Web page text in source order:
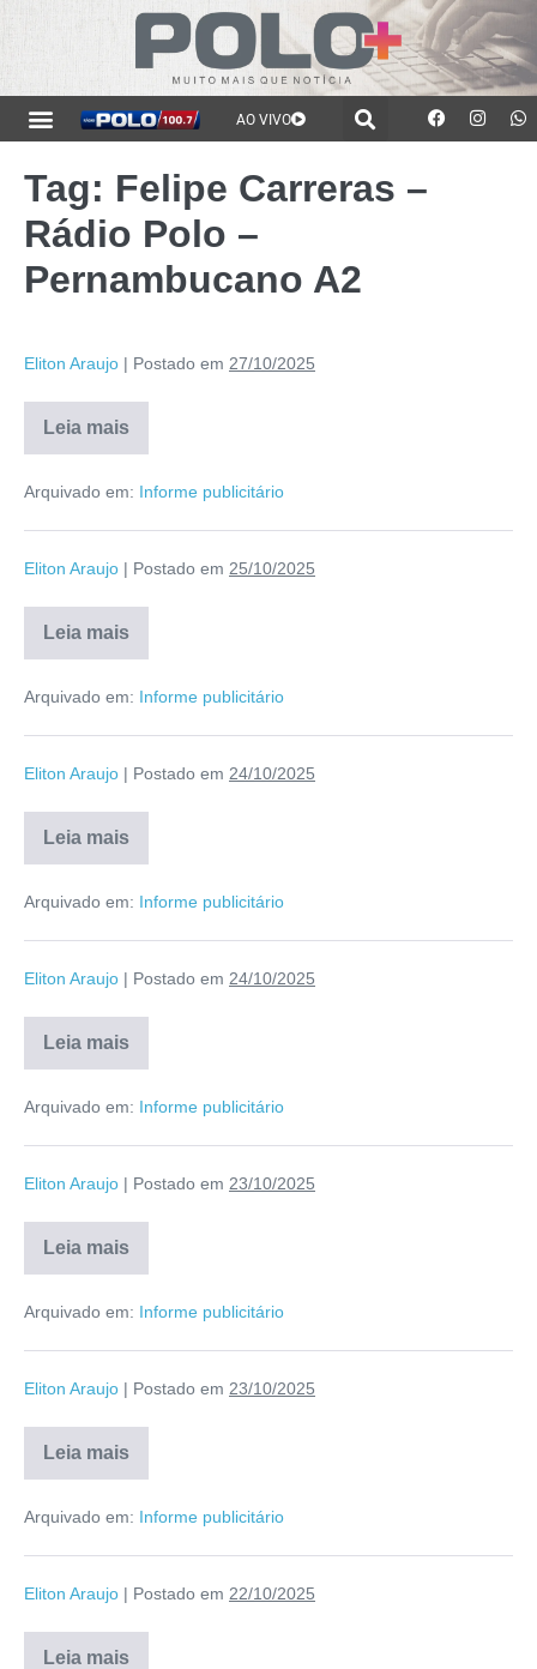
AO VIVO
Tag: Felipe Carreras –
Rádio Polo –
Pernambucano A2
Eliton Araujo | Postado em 27/10/2025
Leia mais
Arquivado em: Informe publicitário
Eliton Araujo | Postado em 25/10/2025
Leia mais
Arquivado em: Informe publicitário
Eliton Araujo | Postado em 24/10/2025
Leia mais
Arquivado em: Informe publicitário
Eliton Araujo | Postado em 24/10/2025
Leia mais
Arquivado em: Informe publicitário
Eliton Araujo | Postado em 23/10/2025
Leia mais
Arquivado em: Informe publicitário
Eliton Araujo | Postado em 23/10/2025
Leia mais
Arquivado em: Informe publicitário
Eliton Araujo | Postado em 22/10/2025
Leia mais